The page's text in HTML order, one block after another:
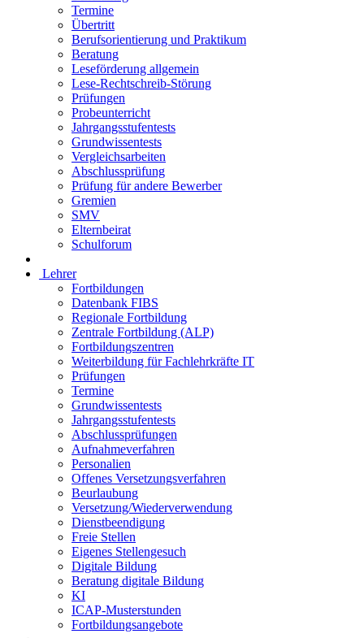
Termine
Übertritt
Berufsorientierung und Praktikum
Beratung
Leseförderung allgemein
Lese-Rechtschreib-Störung
Prüfungen
Probeunterricht
Jahrgangsstufentests
Grundwissentests
Vergleichsarbeiten
Abschlussprüfung
Prüfung für andere Bewerber
Gremien
SMV
Elternbeirat
Schulforum
Lehrer
Fortbildungen
Datenbank FIBS
Regionale Fortbildung
Zentrale Fortbildung (ALP)
Fortbildungszentren
Weiterbildung für Fachlehrkräfte IT
Prüfungen
Termine
Grundwissentests
Jahrgangsstufentests
Abschlussprüfungen
Aufnahmeverfahren
Personalien
Offenes Versetzungsverfahren
Beurlaubung
Versetzung/Wiederverwendung
Dienstbeendigung
Freie Stellen
Eigenes Stellengesuch
Digitale Bildung
Beratung digitale Bildung
KI
ICAP-Musterstunden
Fortbildungsangebote